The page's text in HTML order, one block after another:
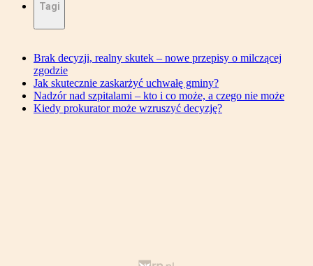
Tagi
Brak decyzji, realny skutek – nowe przepisy o milczącej
zgodzie
Jak skutecznie zaskarżyć uchwałę gminy?
Nadzór nad szpitalami – kto i co może, a czego nie może
Kiedy prokurator może wzruszyć decyzję?